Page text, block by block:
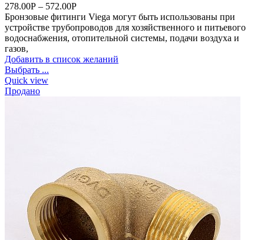
278.00Р – 572.00Р
Бронзовые фитинги Viega могут быть использованы при
устройстве трубопроводов для хозяйственного и питьевого
водоснабжения, отопительной системы, подачи воздуха и
газов,
Добавить в список желаний
Выбрать ...
Quick view
Продано